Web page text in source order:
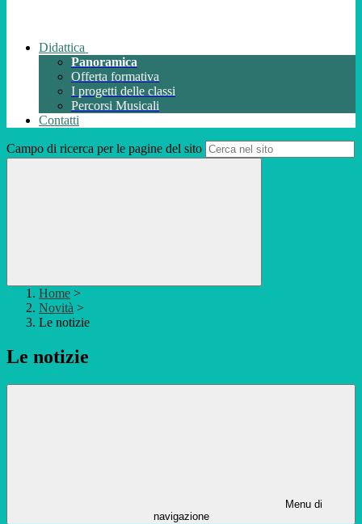
Didattica
Panoramica
Offerta formativa
I progetti delle classi
Percorsi Musicali
Contatti
Campo di ricerca per le pagine del sito
Home >
Novità >
Le notizie
Le notizie
Menu di
navigazione